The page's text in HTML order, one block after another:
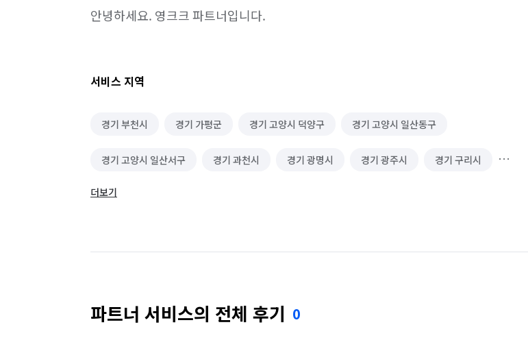
안녕하세요. 영크크 파트너입니다.
서비스 지역
경기 부천시 경기 가평군 경기 고양시 덕양구 경기 고양시 일산동구
경기 고양시 일산서구 경기 과천시 경기 광명시 경기 광주시 경기 구리시
경기 군포시
경기 안산시 상록구 경기 안성시 경기 안양시 동안구
더보기
파트너 서비스의 전체 후기 0